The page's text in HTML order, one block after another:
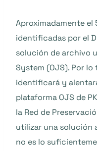
Aproximadamente el
identificadas por el
solución de archivo
System (OJS). Por
identificará y
plataforma OJS de
la Red de
utilizar una solución
no es lo